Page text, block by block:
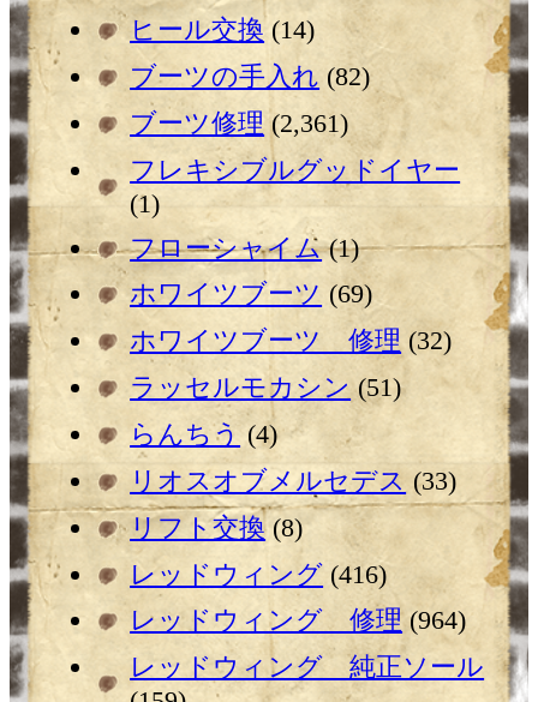
ヒール交換(14)
ブーツの手入れ (82)
ブーツ修理 (2,361)
フレキシブルグッドイヤー
(1)
フローシャイム(1)
ホワイツブーツ (69)
ホワイツブーツ 修理 (32)
ラッセルモカシン(51)
らんちう(4)
リオスオブメルセデス (33)
リフト交換(8)
レッドウィング (416)
レッドウィング 修理(964)
レッドウィング 純正ソール